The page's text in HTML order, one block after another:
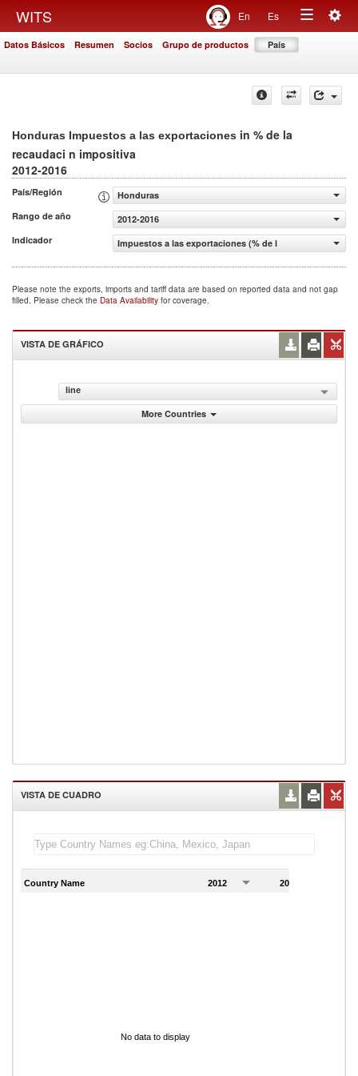
WITS En Es
Toggle
Datos Básicos Resumen Socios Grupo de productos País
Honduras Impuestos a las exportaciones in % de la
recaudaci n impositiva
2012-2016
País/Región
Honduras
Rango de año
2012-2016
Indicador
Impuestos a las exportaciones (% de la recaudaci n
Please note the exports, imports and tariff data are based on reported data and not gap
filled. Please check the Data Availability for coverage.
VISTA DE GRÁFICO
line
More Countries
VISTA DE CUADRO
Country Name 2012 2013
No data to display